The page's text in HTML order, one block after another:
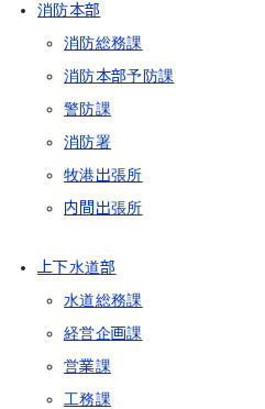
消防本部
消防総務課
消防本部予防課
警防課
消防署
牧港出張所
内間出張所
上下水道部
水道総務課
経営企画課
営業課
工務課